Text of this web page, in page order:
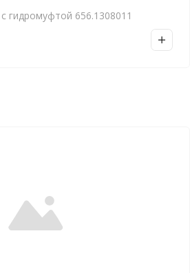
гидромуфтой 656.1308011